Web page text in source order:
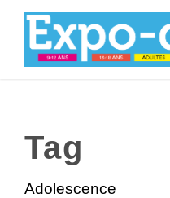
Tag
Adolescence